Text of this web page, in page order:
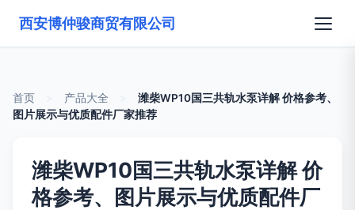
西安博仲骏商贸有限公司
首页 产品大全
潍柴WP10国三共轨水泵详解 价格参考、
图片展示与优质配件厂家推荐
潍柴WP10国三共轨水泵详解 价
格参考、图片展示与优质配件厂